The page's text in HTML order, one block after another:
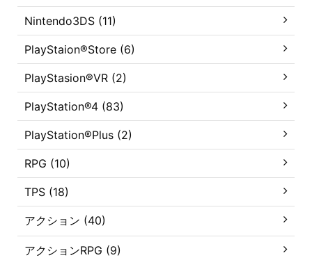
Nintendo3DS (11)
PlayStaion®Store (6)
PlayStasion®VR (2)
PlayStation®4 (83)
PlayStation®Plus (2)
RPG (10)
TPS (18)
アクション (40)
アクションRPG (9)